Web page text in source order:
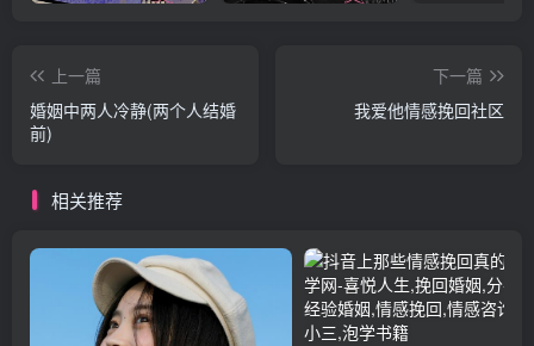
上一篇
婚姻中两人冷静(两个人结婚
前)
下一篇
我爱他情感挽回社区
相关推荐